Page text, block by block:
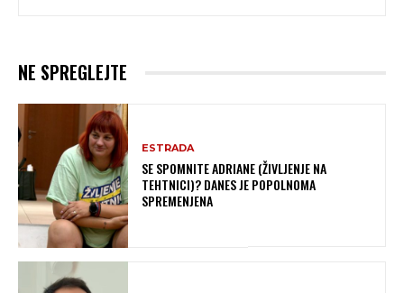
NE SPREGLEJTE
ESTRADA
SE SPOMNITE ADRIANE (ŽIVLJENJE NA
TEHTNICI)? DANES JE POPOLNOMA
SPREMENJENA